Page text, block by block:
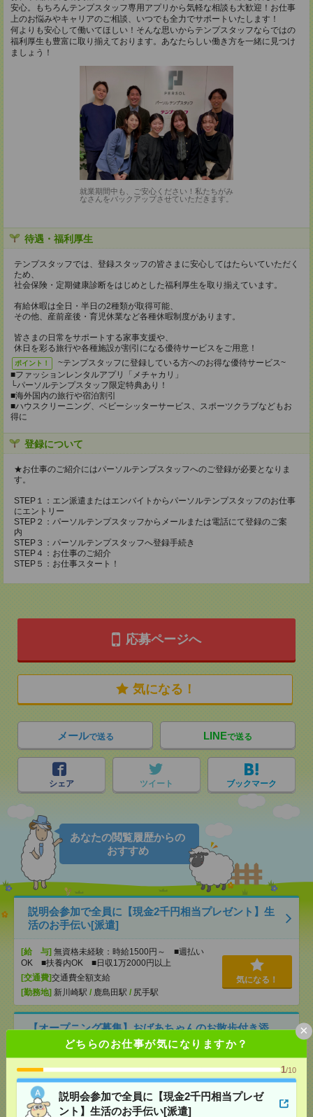
どちらのお仕事が気になりますか？
1/10
説明会参加で全員に【現金2千円相当プレゼ
ント】生活のお手伝い[派遣]
×
安心。もちろんテンプスタッフ専用アプリから気軽な相談も大歓迎！お仕事
上のお悩みやキャリアのご相談、いつでも全力でサポートいたします！
何よりも安心して働いてほしい！そんな思いからテンプスタッフならではの
福利厚生も豊富に取り揃えております。あなたらしい働き方を一緒に見つけ
ましょう！
就業期間中も、ご安心ください！私たちがみ
なさんをバックアップさせていただきます。
待遇・福利厚生
テンプスタッフでは、登録スタッフの皆さまに安心してはたらいていただく
ため、
社会保険・定期健康診断をはじめとした福利厚生を取り揃えています。
有給休暇は全日・半日の2種類が取得可能、
その他、産前産後・育児休業など各種休暇制度があります。
皆さまの日常をサポートする家事支援や、
休日を彩る旅行や各種施設が割引になる優待サービスをご用意！
ポイント！
~テンプスタッフに登録している方へのお得な優待サービス~
■ファッションレンタルアプリ「メチャカリ」
└パーソルテンプスタッフ限定特典あり！
■海外国内の旅行や宿泊割引
■ハウスクリーニング、ベビーシッターサービス、スポーツクラブなどもお
得に
登録について
★お仕事のご紹介にはパーソルテンプスタッフへのご登録が必要となりま
す。
STEP１：エン派遣またはエンバイトからパーソルテンプスタッフのお仕事
にエントリー
STEP２：パーソルテンプスタッフからメールまたは電話にて登録のご案
内
STEP３：パーソルテンプスタッフへ登録手続き
STEP４：お仕事のご紹介
STEP５：お仕事スタート！
応募ページへ
気になる！
メールで送る LINEで送る
シェア ツイート ブックマーク
あなたの閲覧履歴からの
おすすめ
説明会参加で全員に【現金2千円相当プレゼント】生
活のお手伝い[派遣]
[給 与] 無資格未経験：時給1500円～ ■週払い
OK ■扶養内OK ■日収1万2000円以上
[交通費]交通費全額支給
[勤務地] 新川崎駅 / 鹿島田駅 / 尻手駅
気になる！
【オープニング募集】おばあちゃんのお散歩付き添
いも仕事の1つ[派遣]
[給 与]無資格未経験：時給1500円～ ■週払い
OK ■扶養内OK ■日収1万2000円以上
[交通費]
交通費全額支給
[勤務地]
武蔵小杉駅/武蔵新城駅/元住吉駅/…
気になる！